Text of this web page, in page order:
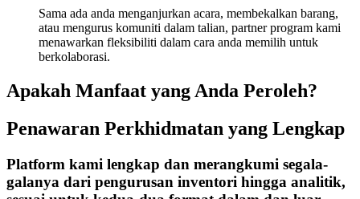
Sama ada anda menganjurkan acara, membekalkan barang,
atau mengurus komuniti dalam talian, partner program kami
menawarkan fleksibiliti dalam cara anda memilih untuk
berkolaborasi.
Apakah Manfaat yang Anda Peroleh?
Penawaran Perkhidmatan yang Lengkap
Platform kami lengkap dan merangkumi segala-
galanya dari pengurusan inventori hingga analitik,